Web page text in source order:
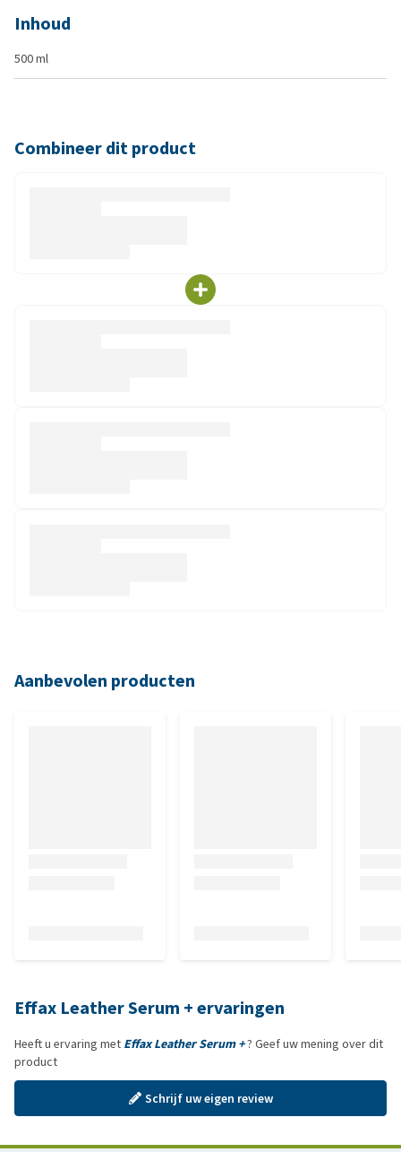
Inhoud
500 ml
Combineer dit product
Aanbevolen producten
Effax Leather Serum + ervaringen
Heeft u ervaring met Effax Leather Serum +? Geef uw mening over dit
product
Schrijf uw eigen review